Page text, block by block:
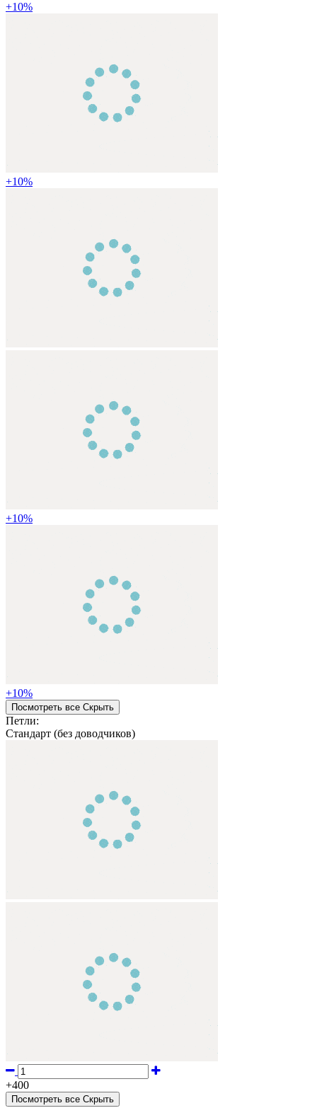
+10%
+10%
+10%
+10%
Посмотреть все Cкрыть
Петли:
Стандарт (без доводчиков)
+400
Посмотреть все Cкрыть